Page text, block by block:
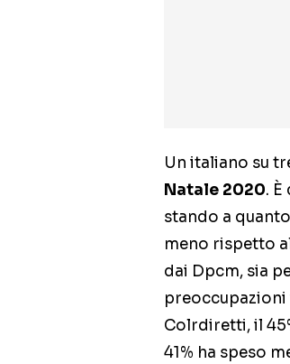
Un italiano su
Natale 2020.
stando a
meno rispetto
dai Dpcm, sia
preoccupazioni
Colrdiretti, il
41% ha speso